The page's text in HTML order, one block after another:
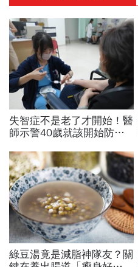
失智症不是老了才開始！醫
師示警40歲就該開始防失
45％風險
綠豆湯竟是減脂神隊友？關